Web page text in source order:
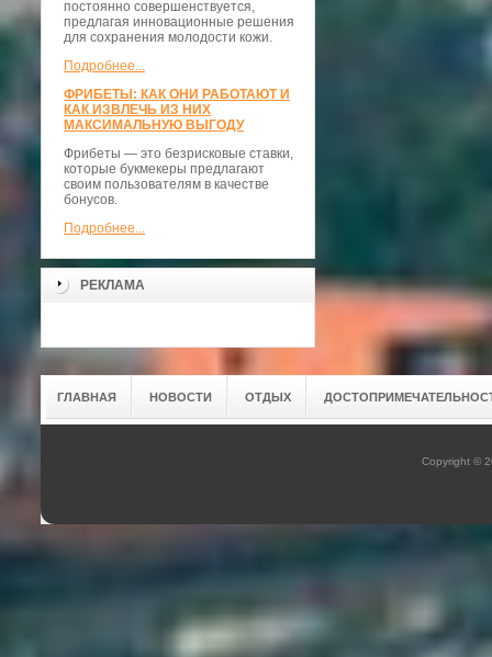
постоянно совершенствуется,
предлагая инновационные решения
для сохранения молодости кожи.
Подробнее...
ФРИБЕТЫ: КАК ОНИ РАБОТАЮТ И
КАК ИЗВЛЕЧЬ ИЗ НИХ
МАКСИМАЛЬНУЮ ВЫГОДУ
Фрибеты — это безрисковые ставки,
которые букмекеры предлагают
своим пользователям в качестве
бонусов.
Подробнее...
РЕКЛАМА
ГЛАВНАЯ НОВОСТИ ОТДЫХ
Copyright ©